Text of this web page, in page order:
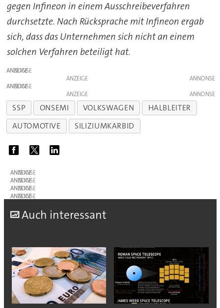
gegen Infineon in einem Ausschreibeverfahren
durchsetzte. Nach Rücksprache mit Infineon ergab
sich, dass das Unternehmen sich nicht an einem
solchen Verfahren beteiligt hat.
ANZEIGE
ANZEIGE
ANZEIGE
ANZEIGE
SSP ONSEMI VOLKSWAGEN
HALBLEITER
AUTOMOTIVE
SILIZIUMKARBID
ANZEIGE
ANZEIGE
ANZEIGE
ANZEIGE
Auch interessant